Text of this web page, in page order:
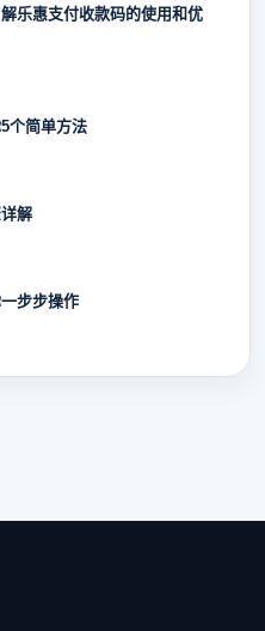
乐惠支付收款码的使用和优
个简单方法
解
步步操作